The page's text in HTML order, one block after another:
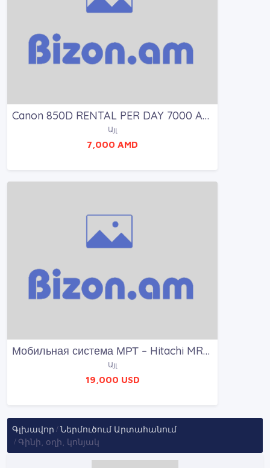
Canon 850D RENTAL PER DAY 7000 AMD
Այլ
7,000 AMD
Мобильная система МРТ – Hitachi MRP-7000
Այլ
19,000 USD
Գլխավոր
Ներմուծում Արտահանում
Գինի, օղի, կոնյակ